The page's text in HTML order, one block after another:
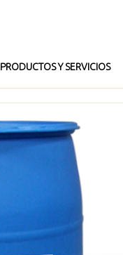
PRODUCTOS Y SERVICIOS